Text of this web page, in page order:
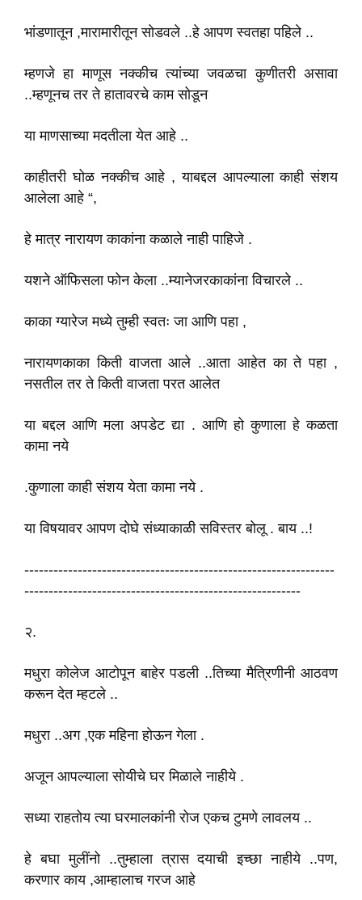
भांडणातून ,मारामारीतून सोडवले ..हे आपण स्वतहा पहिले ..
म्हणजे हा माणूस नक्कीच त्यांच्या जवळचा कुणीतरी असावा
..म्हणूनच तर ते हातावरचे काम सोडून
या माणसाच्या मदतीला येत आहे ..
काहीतरी घोळ नक्कीच आहे , याबद्दल आपल्याला काही संशय
आलेला आहे “,
हे मात्र नारायण काकांना कळाले नाही पाहिजे .
यशने ऑफिसला फोन केला ..म्यानेजरकाकांना विचारले ..
काका ग्यारेज मध्ये तुम्ही स्वतः जा आणि पहा ,
नारायणकाका किती वाजता आले ..आता आहेत का ते पहा ,
नसतील तर ते किती वाजता परत आलेत
या बद्दल आणि मला अपडेट द्या . आणि हो कुणाला हे कळता
कामा नये
.कुणाला काही संशय येता कामा नये .
या विषयावर आपण दोघे संध्याकाळी सविस्तर बोलू . बाय ..!
----------------------------------------------------------------
---------------------------------------------------------
२.
मधुरा कोलेज आटोपून बाहेर पडली ..तिच्या मैत्रिणीनी आठवण
करून देत म्हटले ..
मधुरा ..अग ,एक महिना होऊन गेला .
अजून आपल्याला सोयीचे घर मिळाले नाहीये .
सध्या राहतोय त्या घरमालकांनी रोज एकच टुमणे लावलय ..
हे बघा मुलींनो ..तुम्हाला त्रास दयाची इच्छा नाहीये ..पण,
करणार काय ,आम्हालाच गरज आहे